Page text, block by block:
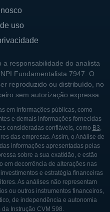
uso
a responsabilidade do analista
Fundamentalista 7947. O
reproduzido ou distribuído, no
sem autorização expressa.
em informações públicas, como
e demais informações fornecidas
consideradas confiáveis, como B3,
das empresas. Assim, o Análise de
informações apresentadas pelas
sobre a sua exatidão, e estão
em decorrência de alterações nas
e estratégia financeiras
As análises não representam
ou outros instrumentos financeiros,
de independência e autonomia
Instrução CVM 598.